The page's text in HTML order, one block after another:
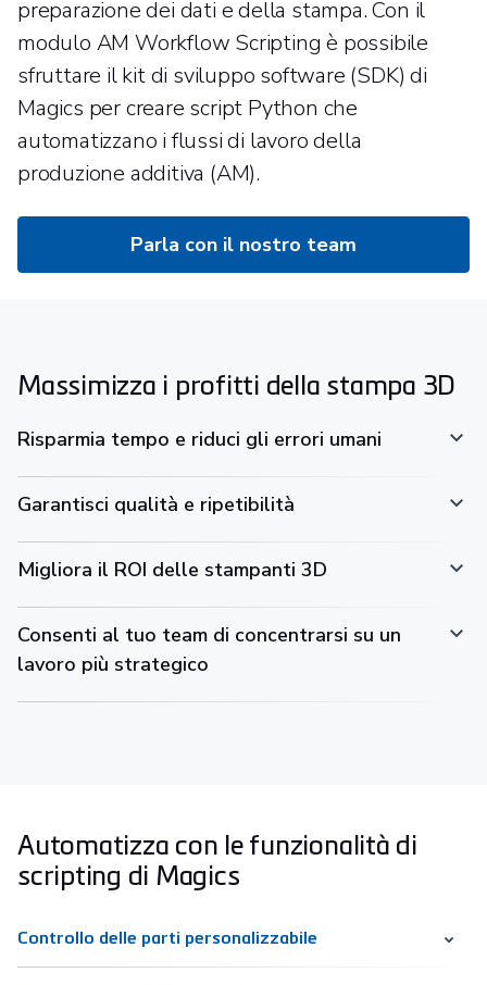
preparazione dei dati e della stampa. Con il
modulo AM Workflow Scripting è possibile
sfruttare il kit di sviluppo software (SDK) di
Magics per creare script Python che
automatizzano i flussi di lavoro della
produzione additiva (AM).
Parla con il nostro team
Massimizza i profitti della stampa 3D
Risparmia tempo e riduci gli errori umani
Garantisci qualità e ripetibilità
Migliora il ROI delle stampanti 3D
Consenti al tuo team di concentrarsi su un
lavoro più strategico
Automatizza con le funzionalità di
scripting di Magics
Controllo delle parti personalizzabile